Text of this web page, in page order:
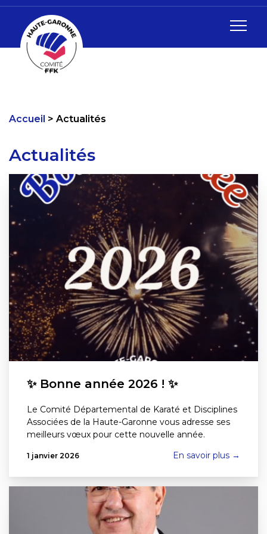
Accueil Actualités
Actualités
✨ Bonne année 2026 ! ✨
Le Comité Départemental de Karaté et Disciplines
Associées de la Haute-Garonne vous adresse ses
meilleurs vœux pour cette nouvelle année.
1 janvier 2026 En savoir plus →